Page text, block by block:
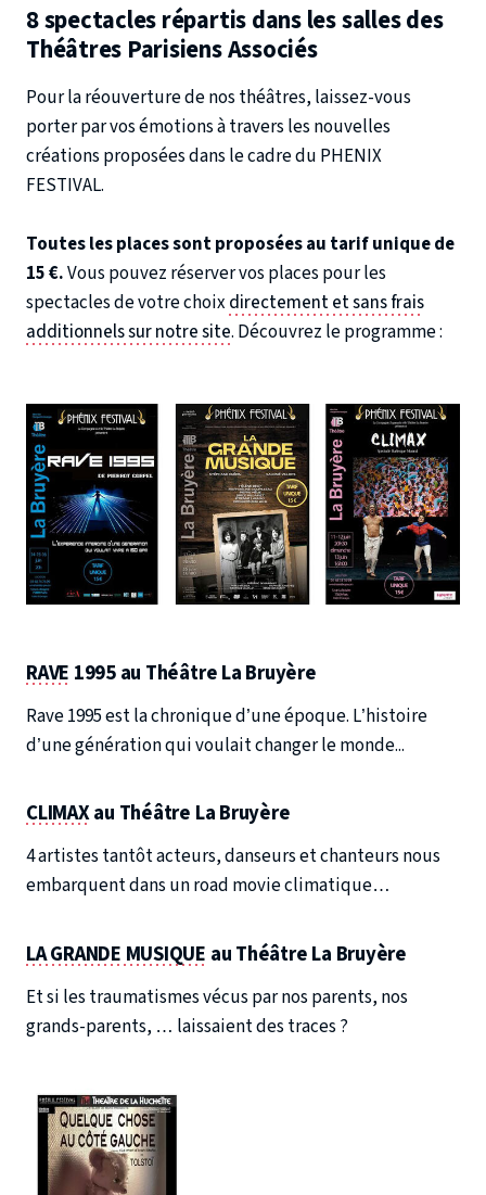
8 spectacles répartis dans les salles des
Théâtres Parisiens Associés
Pour la réouverture de nos théâtres, laissez-vous
porter par vos émotions à travers les nouvelles
créations proposées dans le cadre du PHENIX
FESTIVAL.
Toutes les places sont proposées au tarif unique de
15 €.Vous pouvez réserver vos places pour les
spectacles de votre choix directement et sans frais
additionnels sur notre site. Découvrez le programme :
RAVE 1995 au Théâtre La Bruyère
Rave 1995 est la chronique d’une époque. L’histoire
d’une génération qui voulait changer le monde...
CLIMAXau Théâtre La Bruyère
4 artistes tantôt acteurs, danseurs et chanteurs nous
embarquent dans un road movie climatique…
LA GRANDE MUSIQUE au Théâtre La Bruyère
Et si les traumatismes vécus par nos parents, nos
grands-parents, … laissaient des traces ?